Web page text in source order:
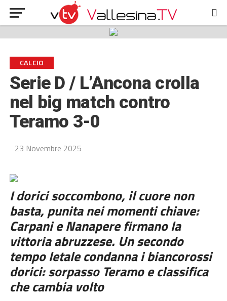
CALCIO
Serie D / L’Ancona crolla
nel big match contro
Teramo 3-0
23 Novembre 2025
I dorici soccombono, il cuore non
basta, punita nei momenti chiave:
Carpani e Nanapere firmano la
vittoria abruzzese. Un secondo
tempo letale condanna i biancorossi
dorici: sorpasso Teramo e classifica
che cambia volto